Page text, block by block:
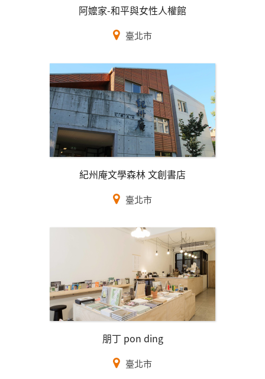
阿嬤家-和平與女性人權館
臺北市
紀州庵文學森林 文創書店
臺北市
朋丁 pon ding
臺北市